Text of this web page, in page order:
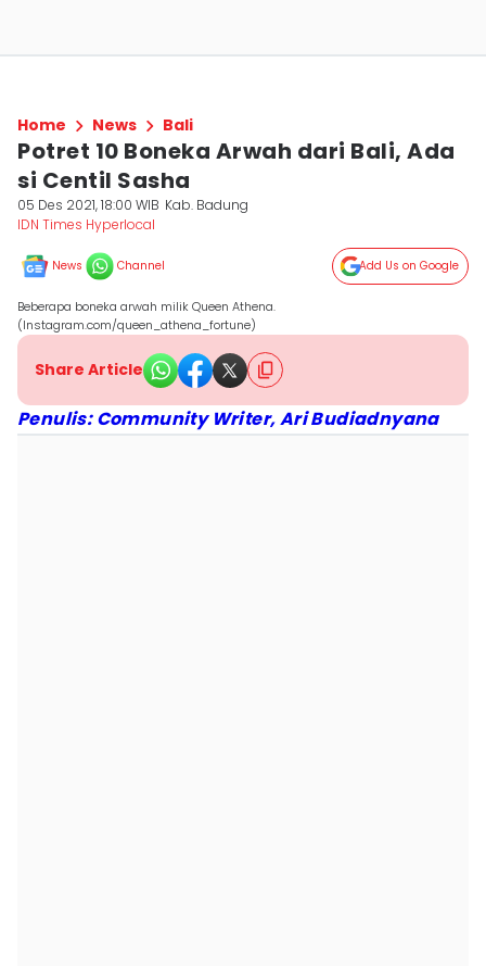
Home News Bali
Potret 10 Boneka Arwah dari Bali, Ada
si Centil Sasha
05 Des 2021, 18:00 WIB Kab. Badung
IDN Times Hyperlocal
News Channel Add Us on Google
Beberapa boneka arwah milik Queen Athena.
(Instagram.com/queen_athena_fortune)
Share Article
Penulis: Community Writer, Ari Budiadnyana